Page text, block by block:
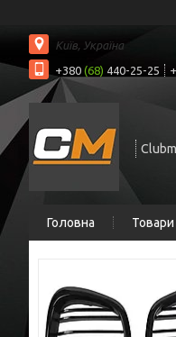
Київ, Україна
+380 (68) 440-25-25
Головна Товари